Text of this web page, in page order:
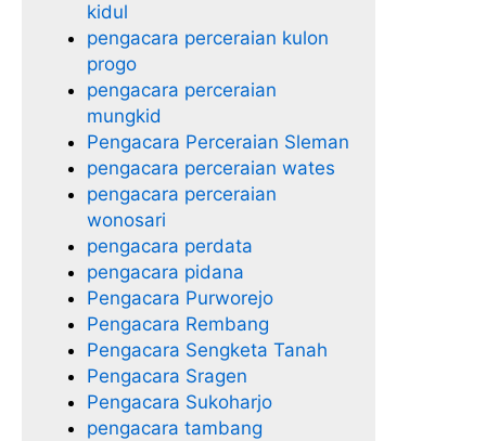
kidul
pengacara perceraian kulon
progo
pengacara perceraian
mungkid
Pengacara Perceraian Sleman
pengacara perceraian wates
pengacara perceraian
wonosari
pengacara perdata
pengacara pidana
Pengacara Purworejo
Pengacara Rembang
Pengacara Sengketa Tanah
Pengacara Sragen
Pengacara Sukoharjo
pengacara tambang